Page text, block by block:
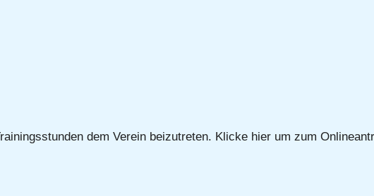
dem Verein beizutreten. Klicke hier um zum